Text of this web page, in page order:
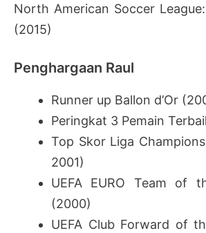
North American Soccer
(2015)
Penghargaan Raul
Runner up Ballon d’Or
Peringkat 3 Pemain
Top Skor Liga
2001)
UEFA EURO Team of
(2000)
UEFA Club Forward of